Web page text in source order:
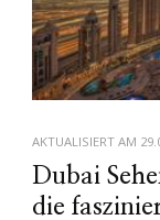
AKTUALISIERT AM
Dubai
die